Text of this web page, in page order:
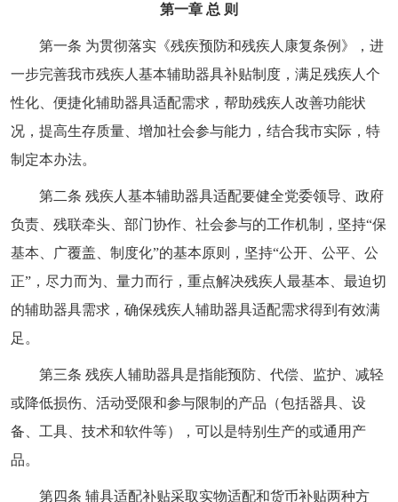
第一章 总 则
第一条 为贯彻落实《残疾预防和残疾人康复条例》，进
一步完善我市残疾人基本辅助器具补贴制度，满足残疾人个
性化、便捷化辅助器具适配需求，帮助残疾人改善功能状
况，提高生存质量、增加社会参与能力，结合我市实际，特
制定本办法。
第二条 残疾人基本辅助器具适配要健全党委领导、政府
负责、残联牵头、部门协作、社会参与的工作机制，坚持“保
基本、广覆盖、制度化”的基本原则，坚持“公开、公平、公
正”，尽力而为、量力而行，重点解决残疾人最基本、最迫切
的辅助器具需求，确保残疾人辅助器具适配需求得到有效满
足。
第三条 残疾人辅助器具是指能预防、代偿、监护、减轻
或降低损伤、活动受限和参与限制的产品（包括器具、设
备、工具、技术和软件等），可以是特别生产的或通用产
品。
第四条 辅具适配补贴采取实物适配和货币补贴两种方